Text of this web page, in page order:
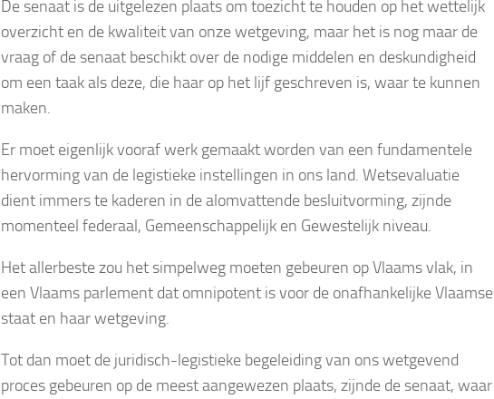
De senaat is de uitgelezen plaats om toezicht te houden op het wettelijk
overzicht en de kwaliteit van onze wetgeving, maar het is nog maar de
vraag of de senaat beschikt over de nodige middelen en deskundigheid
om een taak als deze, die haar op het lijf geschreven is, waar te kunnen
maken.
Er moet eigenlijk vooraf werk gemaakt worden van een fundamentele
hervorming van de legistieke instellingen in ons land. Wetsevaluatie
dient immers te kaderen in de alomvattende besluitvorming, zijnde
momenteel federaal, Gemeenschappelijk en Gewestelijk niveau.
Het allerbeste zou het simpelweg moeten gebeuren op Vlaams vlak, in
een Vlaams parlement dat omnipotent is voor de onafhankelijke Vlaamse
staat en haar wetgeving.
Tot dan moet de juridisch-legistieke begeleiding van ons wetgevend
proces gebeuren op de meest aangewezen plaats, zijnde de senaat, waar